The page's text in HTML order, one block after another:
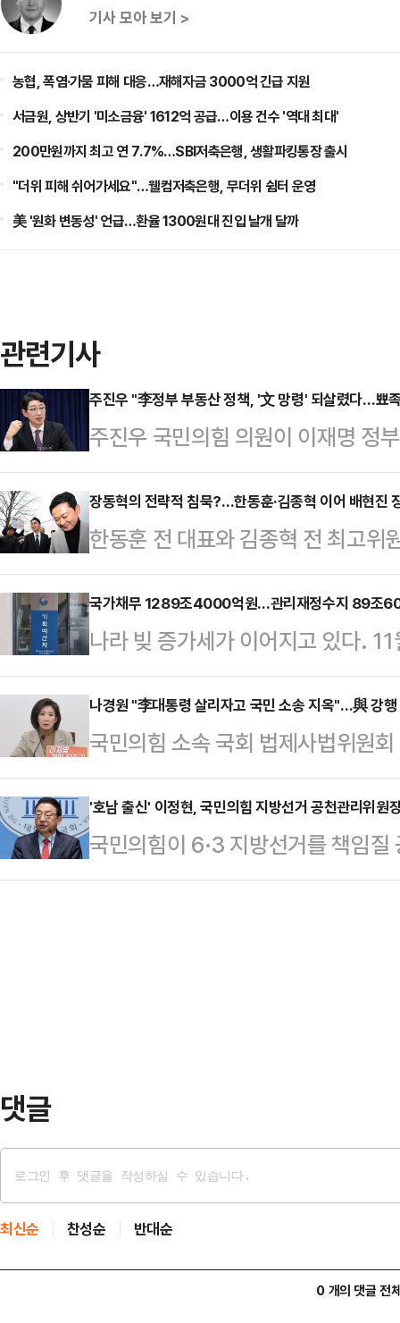
기사 모아 보기 >
농협, 폭염·가뭄 피해 대응…재해자금 3000억 긴급 지원
서금원, 상반기 '미소금융' 1612억 공급…이용 건수 '역대 최대'
200만원까지 최고 연 7.7%…SBI저축은행, 생활파킹통장 출시
"더위 피해 쉬어가세요"…웰컴저축은행, 무더위 쉼터 운영
美 '원화 변동성' 언급…환율 1300원대 진입 날개 달까
관련기사
주진우 "李정부 부동산 정책, '文 망령' 되살렸다…뾰
주진우 국민의힘 의원이 이재명 정
되살렸다"며 "대출 규제, 공공 임대,
문재인 정부 때와 똑같다"고 일갈
택자 잡는 이재명 정부다. 부동산
의원은 "연일 쏟아낸 이재명 대통
뜻으로 비친다"며 "임대사업자는
을 중과하면 서민·청년 세입자가
못 잡는다"…
장동혁의 전략적 침묵?…한동훈·김종혁 이어 배현진
한동훈 전 대표와 김종혁 전 최고위
까지 진행되면서 국민의힘 내부 긴
이와 관련해 침묵 기조를 이어가며
취하고 있다.지방선거를 앞둔 상황
는 것 아니냐는 지적이 제기되는 가
율의 반등에도 뚜렷한 동력이 되지
리위원회 독립성을 내세운 거리두
양상이다.배현진 의원은…
국가채무 1289조4000억원…관리재정수지 89조
나라 빚 증가세가 이어지고 있다.
4000억원이다. 2025년 연간 국
관리재정수지는 89조6000억원 적
한 ‘월간 재정동향 2월호’에 따르
억원이다. 전년 대비 37조4000억
581조2000억원이다. 총지출은
조3000억원 증가했다. 지출 증가
합재…
나경원 "李대통령 살리자고 국민 소송 지옥"…與 강
국민의힘 소속 국회 법제사법위원
를 강행 통과한 재판소원법(헌법재
직법 개정안)을 두고 강하게 비판
회에서 기자간담회를 열어 전날 밤
련 법안들에 대해 "유전무죄, 무전
'호남 출신' 이정현, 국민의힘 지방선거 공천관리위원
국민의힘이 6·3 지방선거를 책임
대표를 내정했다. 이정현 전 대표는
댓글
최신순 찬성순 반대순
0 개의 댓글 전